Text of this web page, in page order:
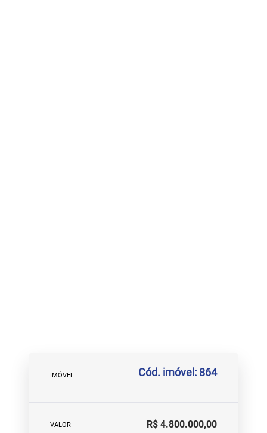
IMÓVEL Cód. imóvel: 864
VALOR R$ 4.800.000,00